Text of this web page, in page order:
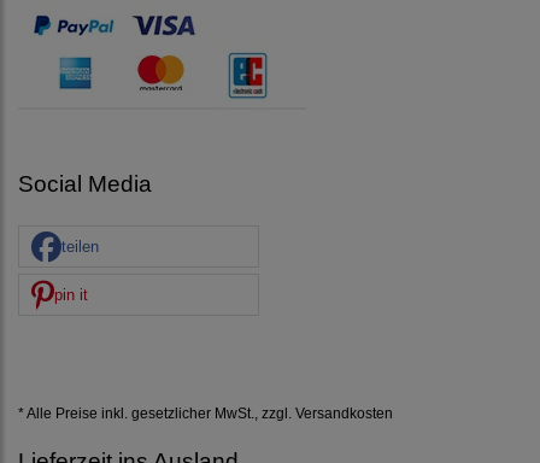
Social Media
teilen
pin it
* Alle Preise inkl. gesetzlicher MwSt., zzgl. Versandkosten